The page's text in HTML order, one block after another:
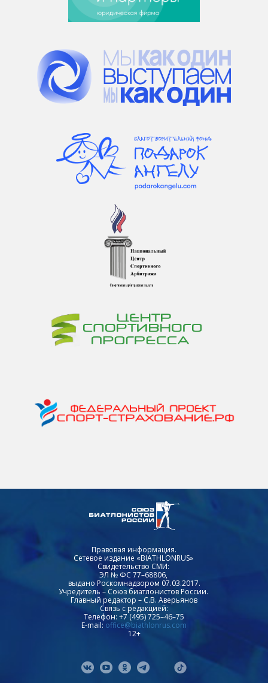
Правовая информация.
Сетевое издание «BIATHLONRUS»
Свидетельство СМИ:
ЭЛ № ФС 77–68806,
выдано Роскомнадзором 07.03.2017.
Учредитель – Союз биатлонистов России.
Главный редактор – С.В. Аверьянов
Связь с редакцией:
Телефон: +7 (495) 725–46–75
E-mail: office@biathlonrus.com
12+